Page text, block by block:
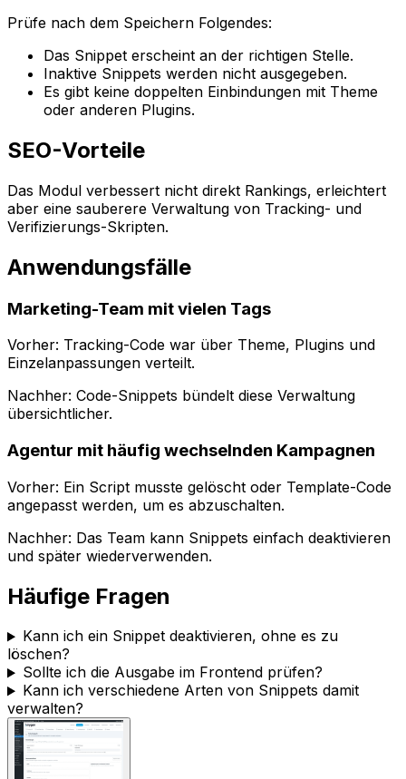
Prüfe nach dem Speichern Folgendes:
Das Snippet erscheint an der richtigen Stelle.
Inaktive Snippets werden nicht ausgegeben.
Es gibt keine doppelten Einbindungen mit Theme
oder anderen Plugins.
SEO-Vorteile
Das Modul verbessert nicht direkt Rankings, erleichtert
aber eine sauberere Verwaltung von Tracking- und
Verifizierungs-Skripten.
Anwendungsfälle
Marketing-Team mit vielen Tags
Vorher: Tracking-Code war über Theme, Plugins und
Einzelanpassungen verteilt.
Nachher: Code-Snippets bündelt diese Verwaltung
übersichtlicher.
Agentur mit häufig wechselnden Kampagnen
Vorher: Ein Script musste gelöscht oder Template-Code
angepasst werden, um es abzuschalten.
Nachher: Das Team kann Snippets einfach deaktivieren
und später wiederverwenden.
Häufige Fragen
Kann ich ein Snippet deaktivieren, ohne es zu
löschen?
Sollte ich die Ausgabe im Frontend prüfen?
Kann ich verschiedene Arten von Snippets damit
verwalten?